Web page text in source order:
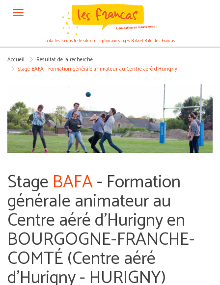
bafa-lesfrancas.fr : le site d’inscription aux stages Bafa et Bafd des Francas
Accueil
Résultat de la recherche
Stage BAFA - Formation générale animateur au Centre aéré d'Hurigny
Stage BAFA- Formation
générale animateur au
Centre aéré d'Hurigny en
BOURGOGNE-FRANCHE-
COMTÉ (Centre aéré
d'Hurigny - HURIGNY)
Panneau de gestion des cookies